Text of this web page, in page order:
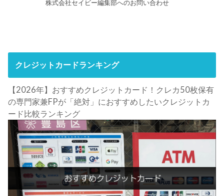
株式会社セイビー編集部へのお問い合わせ
クレジットカードランキング
【2026年】おすすめクレジットカード！クレカ50枚保有
の専門家兼FPが「絶対」におすすめしたいクレジットカ
ード比較ランキング